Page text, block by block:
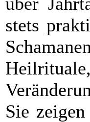
stets
Sie